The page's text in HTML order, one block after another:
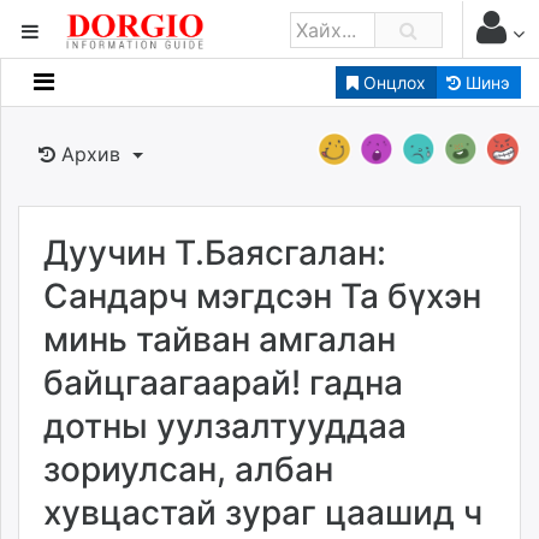
Онцлох Шинэ
Мэдээллийн
Банк санхүү
Бизнес ААН
Төрийн
Нийслэлийн
dorgio.mn
Gogo.mn
news.mn
zindaa.mn
tovch.mn
Архив
Дуучин Т.Баясгалан:
Сандарч мэгдсэн Та бүхэн
минь тайван амгалан
байцгаагаарай! гадна
дотны уулзалтууддаа
зориулсан, албан
хувцастай зураг цаашид ч